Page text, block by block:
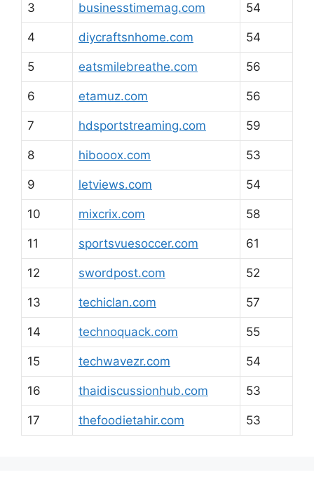
3 businesstimemag.com 54
4 diycraftsnhome.com 54
5 eatsmilebreathe.com 56
6 etamuz.com 56
7 hdsportstreaming.com 59
8 hibooox.com 53
9 letviews.com 54
10 mixcrix.com 58
11 sportsvuesoccer.com 61
12 swordpost.com 52
13 techiclan.com 57
14 technoquack.com 55
15 techwavezr.com 54
16 thaidiscussionhub.com 53
17 thefoodietahir.com 53